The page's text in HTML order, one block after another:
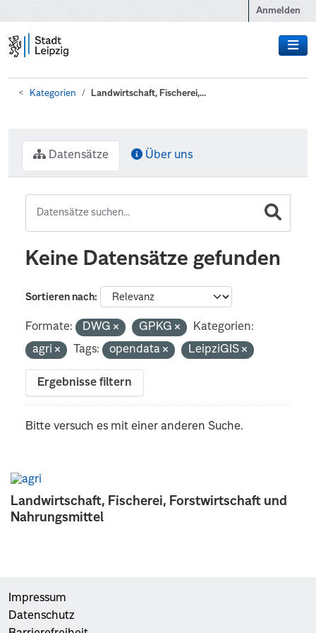
Anmelden
Kategorien Landwirtschaft, Fischerei,...
Landwirtschaft, Fischerei, Forstwirtschaft und
Nahrungsmittel
Datensätze Über uns
Keine Datensätze gefunden
Sortieren nach
Formate: DWG GPKG
Kategorien:
agri
Tags: opendata LeipziGIS
Ergebnisse filtern
Bitte versuch es mit einer anderen Suche.
Impressum
Datenschutz